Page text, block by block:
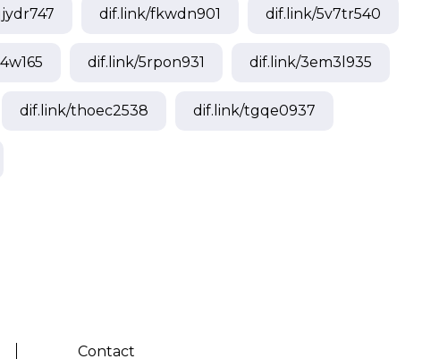
dif.link/fkwdn901 dif.link/5v7tr540
dif.link/5rpon931 dif.link/3em3l935
dif.link/thoec2538 dif.link/tgqe0937
Contact